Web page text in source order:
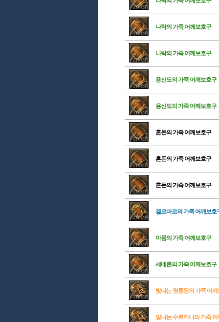
나락의 가죽 어깨보호구
나락의 가죽 어깨보호구
용신도의 가죽 어깨보호구
용신도의 가죽 어깨보호구
혼돈의 가죽 어깨보호구
혼돈의 가죽 어깨보호구
혼돈의 가죽 어깨보호구
겔르마르의 가죽 어깨보호
마뭄의 가죽 어깨보호구
세네론의 가죽 어깨보호구
빛나는 명룡왕의 가죽 어
빛나는 수르카나의 가죽